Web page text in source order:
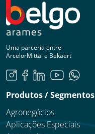
Uma parceria entre
ArcelorMittal e Bekaert
Produtos / Segmentos
Agronegócios
Aplicações Especiais